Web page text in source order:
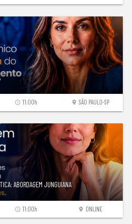
location_on SÃO PAULO-SP
access_time 11:00h
ABORDAGEM JUNGUIANA
location_on ONLINE
access_time 11:00h